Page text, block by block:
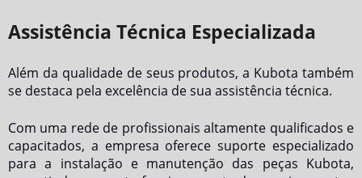
Assistência Técnica Especializada
Além da qualidade de seus produtos, a Kubota também
se destaca pela excelência de sua assistência técnica.
Com uma rede de profissionais altamente qualificados e
capacitados, a empresa oferece suporte especializado
para a instalação e manutenção das peças Kubota,